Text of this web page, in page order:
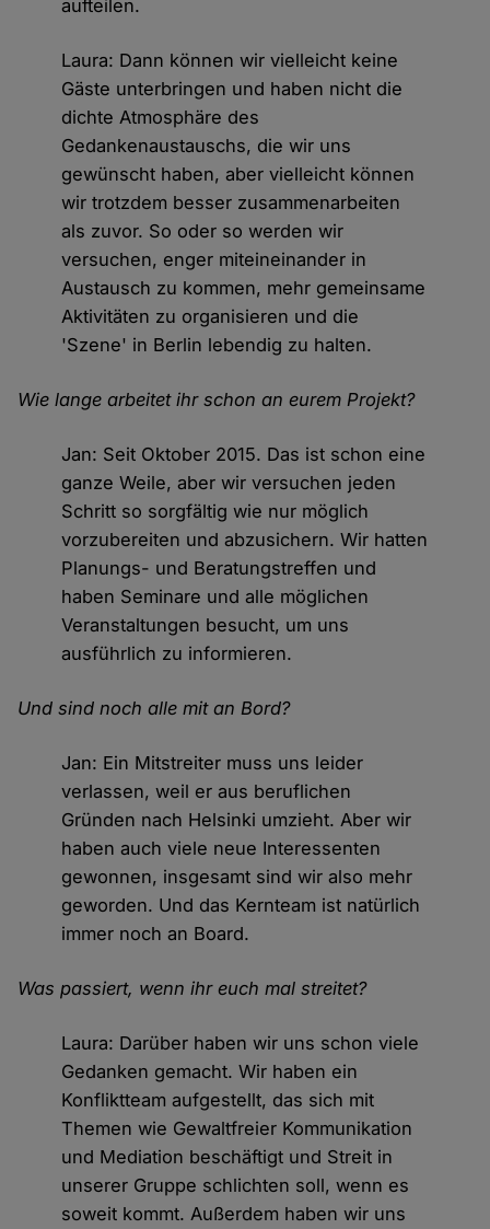
aufteilen.
Laura: Dann können wir vielleicht keine
Gäste unterbringen und haben nicht die
dichte Atmosphäre des
Gedankenaustauschs, die wir uns
gewünscht haben, aber vielleicht können
wir trotzdem besser zusammenarbeiten
als zuvor. So oder so werden wir
versuchen, enger miteineinander in
Austausch zu kommen, mehr gemeinsame
Aktivitäten zu organisieren und die
'Szene' in Berlin lebendig zu halten.
Wie lange arbeitet ihr schon an eurem Projekt?
Jan: Seit Oktober 2015. Das ist schon eine
ganze Weile, aber wir versuchen jeden
Schritt so sorgfältig wie nur möglich
vorzubereiten und abzusichern. Wir hatten
Planungs- und Beratungstreffen und
haben Seminare und alle möglichen
Veranstaltungen besucht, um uns
ausführlich zu informieren.
Und sind noch alle mit an Bord?
Jan: Ein Mitstreiter muss uns leider
verlassen, weil er aus beruflichen
Gründen nach Helsinki umzieht. Aber wir
haben auch viele neue Interessenten
gewonnen, insgesamt sind wir also mehr
geworden. Und das Kernteam ist natürlich
immer noch an Board.
Was passiert, wenn ihr euch mal streitet?
Laura: Darüber haben wir uns schon viele
Gedanken gemacht. Wir haben ein
Konfliktteam aufgestellt, das sich mit
Themen wie Gewaltfreier Kommunikation
und Mediation beschäftigt und Streit in
unserer Gruppe schlichten soll, wenn es
soweit kommt. Außerdem haben wir uns